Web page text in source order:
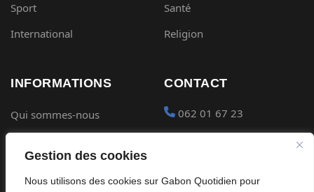
Gestion des cookies
Nous utilisons des cookies sur Gabon Quotidien pour
Sport
International
Santé
Religion
INFORMATIONS
Qui sommes-nous
CONTACT
062 01 67 23
Placer une Pub